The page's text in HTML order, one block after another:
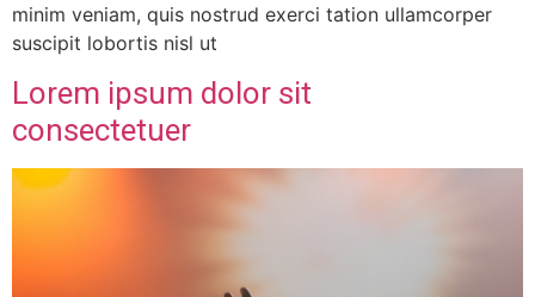
minim veniam, quis nostrud exerci tation ullamcorper
suscipit lobortis nisl ut
Lorem ipsum dolor sit
consectetuer